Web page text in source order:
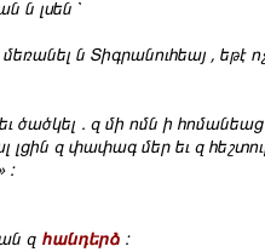
ն լսեն ՝
ն Տիգրանուհեայ ,
ծածկել . զ մի ոմն ի
զ փափագ մեր եւ զ
:
զ հանդերձ :